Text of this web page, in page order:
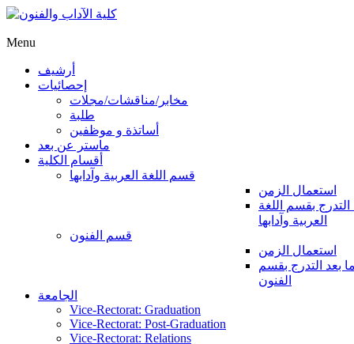
Menu
أرشيف
إحصائيات
مخابر/مناقشات/مجلات
طلبة
أساتذة و موظفين
ماستر عن بعد
أقسام الكلية
قسم اللغة العربية وآدابها
استعمال الزمن
بقسم اللغة
العربية وآدابها
قسم الفنون
استعمال الزمن
بعد التدرج بقسم
الفنون
الجامعة
Vice-Rectorat: Graduation
Vice-Rectorat: Post-Graduation
Vice-Rectorat: Relations